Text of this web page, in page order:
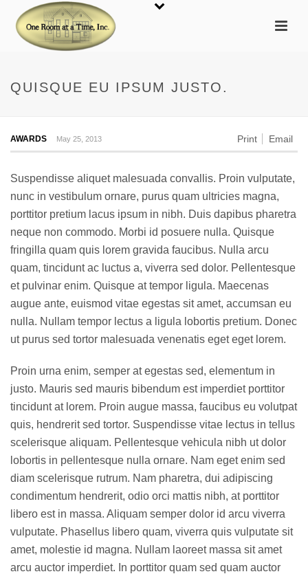
QUISQUE EU IPSUM JUSTO.
Print Email
AWARDS May 25, 2013
Suspendisse aliquet malesuada convallis. Proin vulputate,
nunc in vestibulum ornare, purus quam ultricies magna,
porttitor pretium lacus ipsum in nibh. Duis dapibus pharetra
neque non commodo. Morbi id posuere nulla. Quisque
fringilla quam quis lorem gravida faucibus. Nulla arcu
quam, tincidunt ac luctus a, viverra sed dolor. Pellentesque
et pulvinar enim. Quisque at tempor ligula. Maecenas
augue ante, euismod vitae egestas sit amet, accumsan eu
nulla. Nullam tempor lectus a ligula lobortis pretium. Donec
ut purus sed tortor malesuada venenatis eget eget lorem.
Proin urna enim, semper at egestas sed, elementum in
justo. Mauris sed mauris bibendum est imperdiet porttitor
tincidunt at lorem. Proin augue massa, faucibus eu volutpat
quis, hendrerit sed tortor. Suspendisse vitae lectus in tellus
scelerisque aliquam. Pellentesque vehicula nibh ut dolor
lobortis in pellentesque nulla ornare. Nam eget enim sed
diam scelerisque rutrum. Nam pharetra, dui adipiscing
condimentum hendrerit, odio orci mattis nibh, at porttitor
libero est in massa. Aliquam semper dolor id arcu viverra
vulputate. Phasellus libero quam, viverra quis vulputate sit
amet, molestie id magna. Nullam laoreet massa sit amet
arcu auctor imperdiet. In porttitor quam sed quam auctor